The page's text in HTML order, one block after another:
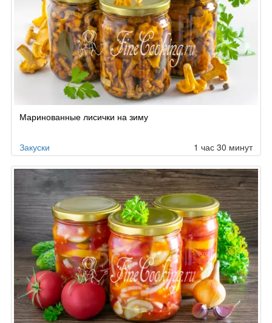
Маринованные лисички на зиму
Закуски 1 час 30 минут